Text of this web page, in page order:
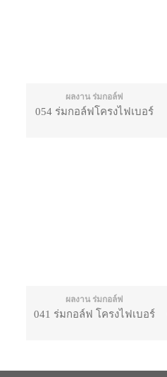
ผลงาน ร่มกอล์ฟ
054 ร่มกอล์ฟโครงไฟเบอร์
ผลงาน ร่มกอล์ฟ
041 ร่มกอล์ฟ โครงไฟเบอร์